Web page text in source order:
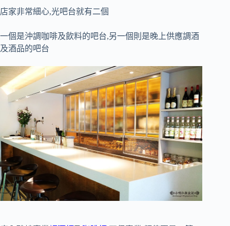
店家非常細心,光吧台就有二個
一個是沖調咖啡及飲料的吧台,另一個則是晚上供應調酒
及酒品的吧台